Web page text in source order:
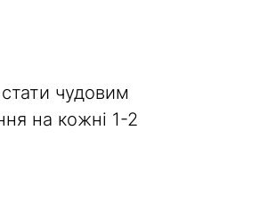
чудовим
на кожні 1-2